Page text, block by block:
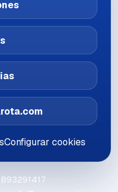
Configurar cookies
B93291417